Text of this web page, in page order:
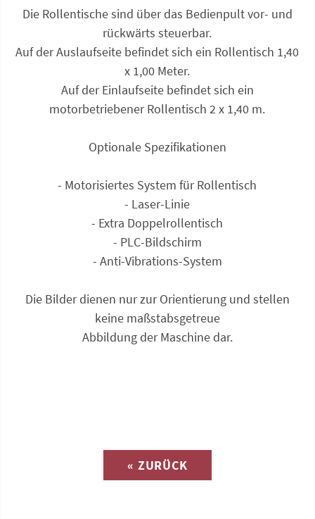
Die Rollentische sind über das Bedienpult vor- und
rückwärts steuerbar.
Auf der Auslaufseite befindet sich ein Rollentisch 1,40
x 1,00 Meter.
Auf der Einlaufseite befindet sich ein
motorbetriebener Rollentisch 2 x 1,40 m.
Optionale Spezifikationen
- Motorisiertes System für Rollentisch
- Laser-Linie
- Extra Doppel­rollentisch
- PLC-Bildschirm
- Anti-Vibrations-System
Die Bilder dienen nur zur Orientierung und stellen
keine maßstabsgetreue
Abbildung der Maschine dar.
« ZURÜCK